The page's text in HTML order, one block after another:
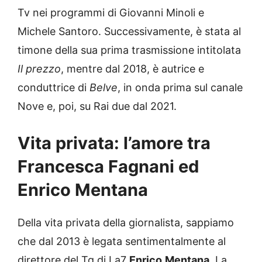
Tv nei programmi di Giovanni Minoli e
Michele Santoro. Successivamente, è stata al
timone della sua prima trasmissione intitolata
Il prezzo, mentre dal 2018, è autrice e
conduttrice di Belve, in onda prima sul canale
Nove e, poi, su Rai due dal 2021.
Vita privata: l’amore tra
Francesca Fagnani ed
Enrico Mentana
Della vita privata della giornalista, sappiamo
che dal 2013 è legata sentimentalmente al